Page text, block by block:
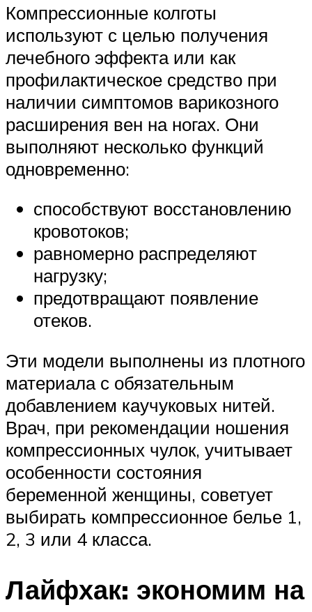
Компрессионные колготы
используют с целью получения
лечебного эффекта или как
профилактическое средство при
наличии симптомов варикозного
расширения вен на ногах. Они
выполняют несколько функций
одновременно:
способствуют восстановлению
кровотоков;
равномерно распределяют
нагрузку;
предотвращают появление
отеков.
Эти модели выполнены из плотного
материала с обязательным
добавлением каучуковых нитей.
Врач, при рекомендации ношения
компрессионных чулок, учитывает
особенности состояния
беременной женщины, советует
выбирать компрессионное белье 1,
2, 3 или 4 класса.
Лайфхак: экономим на